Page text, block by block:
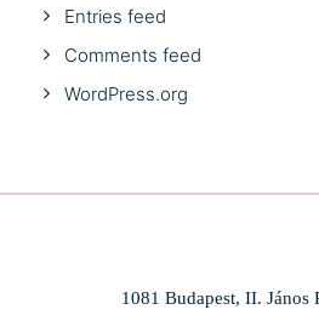
Entries feed
Comments feed
WordPress.org
1081 Budapest, II. János